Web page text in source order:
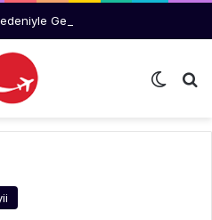
Geri Döndü
Dış